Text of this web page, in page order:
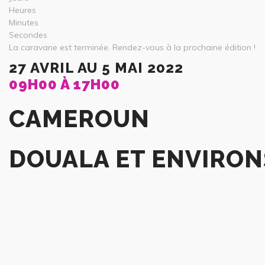
Heures
Minutes
Secondes
La caravane est terminée. Rendez-vous à la prochaine édition !
27 AVRIL AU 5 MAI 2022
09H00 À 17H00
CAMEROUN
DOUALA ET